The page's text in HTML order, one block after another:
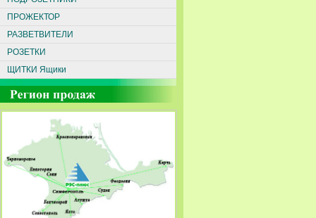
ПРОЖЕКТОР
РАЗВЕТВИТЕЛИ
РОЗЕТКИ
ЩИТКИ Ящики